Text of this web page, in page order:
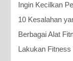
Ingin Kecilkan
10 Kesalahan
Berbagai Alat
Lakukan Fitness